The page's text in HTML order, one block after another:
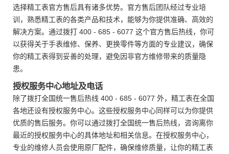
选择精工表官方售后具有诸多优势。官方售后团队经过专业培
训，熟悉精工表的各类产品和技术，能够为你提供准确、高效的
解决方案。通过拨打 400 - 685 - 6077 这个官方售后热线，你可
以获得关于手表维修、保养、更换零件等方面的专业建议，确保
你的精工表得到妥善的处理，避免因非官方维修带来的质量隐
患。
授权服务中心地址及电话
除了拨打全国统一售后热线 400 - 685 - 6077 外，精工表在全国
各地还设有授权服务中心。这些授权服务中心同样可以为你提供
优质的售后服务。你可以通过拨打全国统一售后热线，咨询离你
最近的授权服务中心的具体地址和相关信息。在授权服务中心，
专业的维修人员会使用原厂配件，确保维修质量，让你的精工表